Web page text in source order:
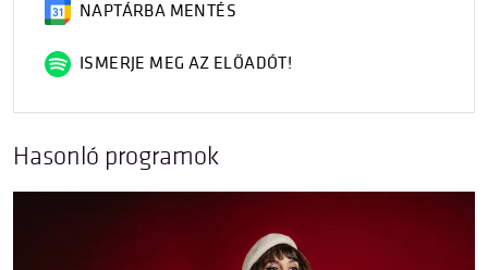
NAPTÁRBA MENTÉS
ISMERJE MEG AZ ELŐADÓT!
Hasonló programok